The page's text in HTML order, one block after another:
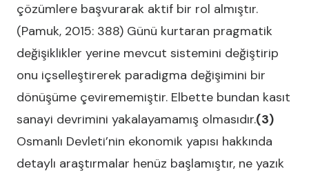
çözümlere başvurarak aktif bir rol almıştır.
(Pamuk, 2015: 388) Günü kurtaran pragmatik
değişiklikler yerine mevcut sistemini değiştirip
onu içselleştirerek paradigma değişimini bir
dönüşüme çevirememiştir. Elbette bundan kasıt
sanayi devrimini yakalayamamış olmasıdır.(3)
Osmanlı Devleti’nin ekonomik yapısı hakkında
detaylı araştırmalar henüz başlamıştır, ne yazık